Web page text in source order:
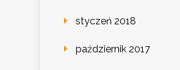
styczeń 2018
październik 2017